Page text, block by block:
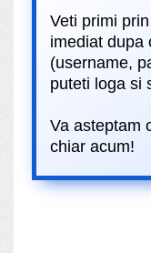
Veti primi
imediat dupa
(username,
puteti loga si
Va asteptam
chiar acum!